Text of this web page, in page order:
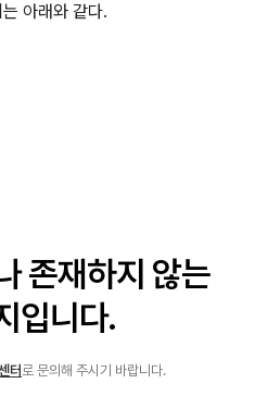
아래와 같다.